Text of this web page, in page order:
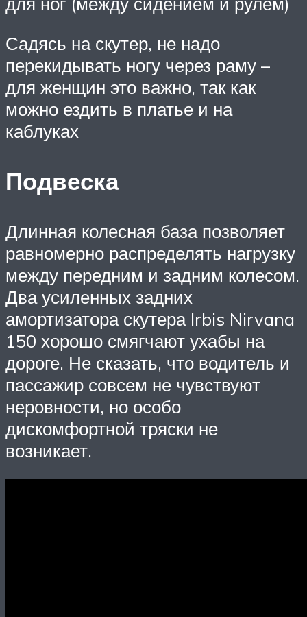
Садясь на скутер, не надо
перекидывать ногу через раму –
для женщин это важно, так как
можно ездить в платье и на
каблуках
Подвеска
Длинная колесная база позволяет
равномерно распределять нагрузку
между передним и задним колесом.
Два усиленных задних
амортизатора скутера Irbis Nirvana
150 хорошо смягчают ухабы на
дороге. Не сказать, что водитель и
пассажир совсем не чувствуют
неровности, но особо
дискомфортной тряски не
возникает.